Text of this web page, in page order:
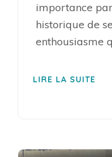
importance
historique de
enthousiasme
LIRE LA SUITE